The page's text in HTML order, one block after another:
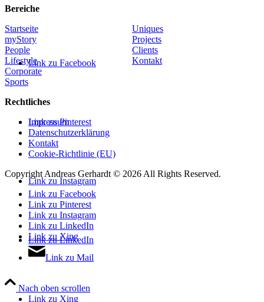
Link zu Facebook
Link zu Pinterest
Link zu Instagram
Link zu LinkedIn
Link zu Xing
Bereiche
Startseite
myStory
People
Lifestyle
Corporate
Sports
Uniques
Projects
Clients
Kontakt
Rechtliches
Impressum
Datenschutzerklärung
Kontakt
Cookie-Richtlinie (EU)
Copyright Andreas Gerhardt © 2026 All Rights Reserved.
Link zu Facebook
Link zu Pinterest
Link zu Instagram
Link zu LinkedIn
Link zu Xing
Link zu Mail
Nach oben scrollen